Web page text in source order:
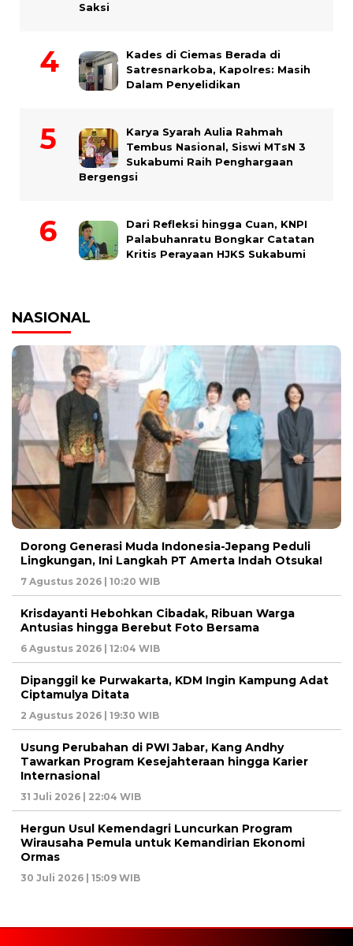
Saksi
Kades di Ciemas Berada di
Satresnarkoba, Kapolres: Masih
Dalam Penyelidikan
Karya Syarah Aulia Rahmah
Tembus Nasional, Siswi MTsN 3
Sukabumi Raih Penghargaan
Bergengsi
Dari Refleksi hingga Cuan, KNPI
Palabuhanratu Bongkar Catatan
Kritis Perayaan HJKS Sukabumi
NASIONAL
Dorong Generasi Muda Indonesia-Jepang Peduli
Lingkungan, Ini Langkah PT Amerta Indah Otsuka!
7 Agustus 2026 | 10:20 WIB
Krisdayanti Hebohkan Cibadak, Ribuan Warga
Antusias hingga Berebut Foto Bersama
6 Agustus 2026 | 12:04 WIB
Dipanggil ke Purwakarta, KDM Ingin Kampung Adat
Ciptamulya Ditata
2 Agustus 2026 | 19:30 WIB
Usung Perubahan di PWI Jabar, Kang Andhy
Tawarkan Program Kesejahteraan hingga Karier
Internasional
31 Juli 2026 | 22:04 WIB
Hergun Usul Kemendagri Luncurkan Program
Wirausaha Pemula untuk Kemandirian Ekonomi
Ormas
30 Juli 2026 | 15:09 WIB